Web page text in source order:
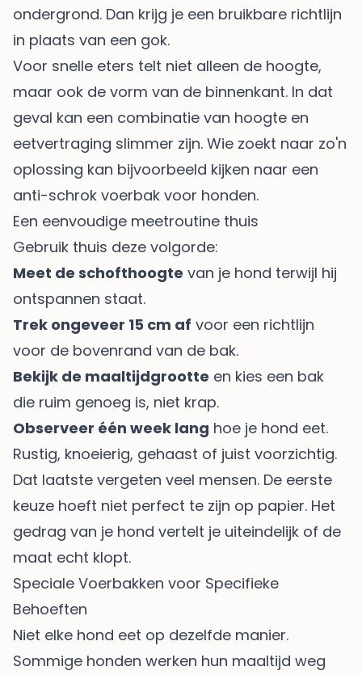
ondergrond. Dan krijg je een bruikbare richtlijn
in plaats van een gok.
Voor snelle eters telt niet alleen de hoogte,
maar ook de vorm van de binnenkant. In dat
geval kan een combinatie van hoogte en
eetvertraging slimmer zijn. Wie zoekt naar zo'n
oplossing kan bijvoorbeeld kijken naar een
anti-schrok voerbak voor honden.
Een eenvoudige meetroutine thuis
Gebruik thuis deze volgorde:
Meet de schofthoogte van je hond terwijl hij
ontspannen staat.
Trek ongeveer 15 cm af voor een richtlijn
voor de bovenrand van de bak.
Bekijk de maaltijdgrootte en kies een bak
die ruim genoeg is, niet krap.
Observeer één week lang hoe je hond eet.
Rustig, knoeierig, gehaast of juist voorzichtig.
Dat laatste vergeten veel mensen. De eerste
keuze hoeft niet perfect te zijn op papier. Het
gedrag van je hond vertelt je uiteindelijk of de
maat echt klopt.
Speciale Voerbakken voor Specifieke
Behoeften
Niet elke hond eet op dezelfde manier.
Sommige honden werken hun maaltijd weg